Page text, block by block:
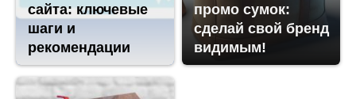
сайта: ключевые
шаги и
рекомендации
промо сумок:
сделай свой бренд
видимым!